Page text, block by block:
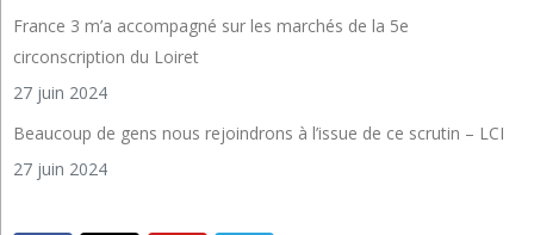
France 3 m’a accompagné sur les marchés de la 5e
circonscription du Loiret
27 juin 2024
Beaucoup de gens nous rejoindrons à l’issue de ce scrutin – LCI
27 juin 2024